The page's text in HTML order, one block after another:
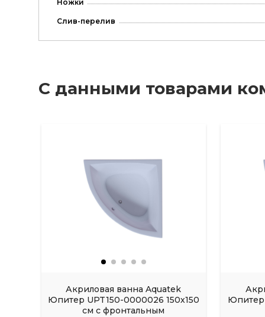
Ножки
Слив-перелив
С данными товарами
Акриловая ванна Aquatek
Юпитер UPT150-0000026 150х150
см с фронтальным
Юпитер